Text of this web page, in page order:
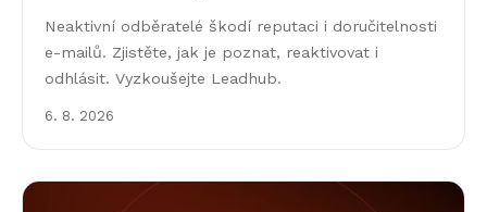
Neaktivní odběratelé škodí reputaci i doručitelnosti
e-mailů. Zjistěte, jak je poznat, reaktivovat i
odhlásit. Vyzkoušejte Leadhub.
6. 8. 2026